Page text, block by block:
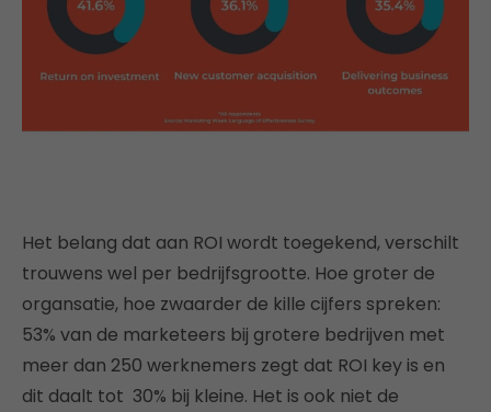
Het belang dat aan ROI wordt toegekend, verschilt
trouwens wel per bedrijfsgrootte. Hoe groter de
organsatie, hoe zwaarder de kille cijfers spreken:
53% van de marketeers bij grotere bedrijven met
meer dan 250 werknemers zegt dat ROI key is en
dit daalt tot 30% bij kleine. Het is ook niet de